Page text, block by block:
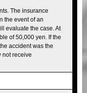
The insurance
the event of an
evaluate the case. At
of 50,000 yen. If the
accident was the
not receive